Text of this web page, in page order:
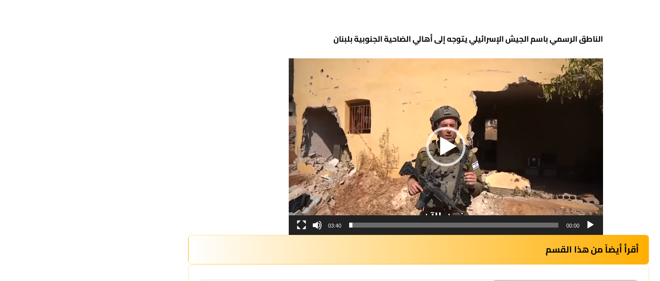
الناطق الرسمي باسم الجيش الإسرائيلي يتوجه إلى أهالي الضاحية الجنوبية بلبنان
مشغل
الفيديو
00:00
03:40
أقرأ أيضاً من هذا القسم